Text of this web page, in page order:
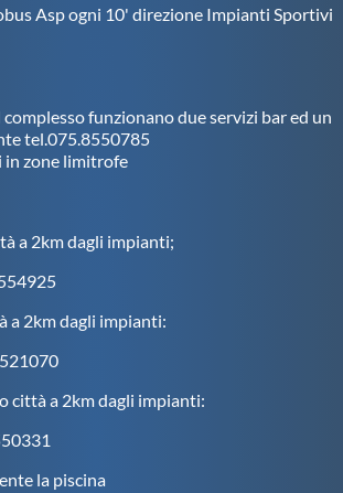
Asp ogni 10' direzione Impianti Sportivi
funzionano due servizi bar ed un
tel.075.8550785
zone limitrofe
a 2km dagli impianti;
a 2km dagli impianti:
città a 2km dagli impianti:
la piscina